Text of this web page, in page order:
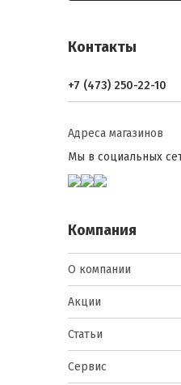
Контакты
+7 (473) 250-22-10
Адреса магазинов
Мы в социальных
Компания
О компании
Акции
Статьи
Сервис